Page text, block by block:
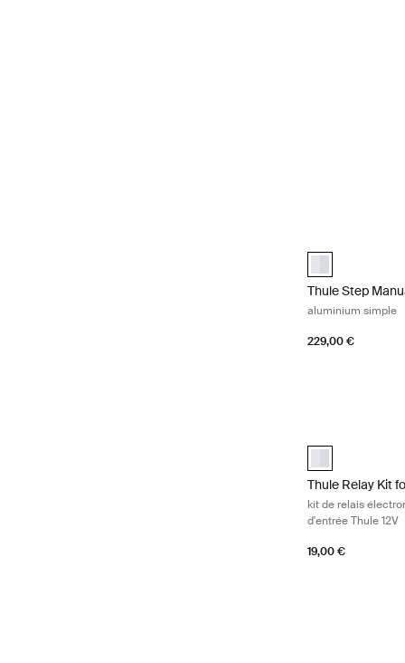
Thule Step
Thule Step
aluminium simple
229,00 €
Thule Relay Kit
Thule Relay Kit
kit de relais
d'entrée Thule 12V
19,00 €